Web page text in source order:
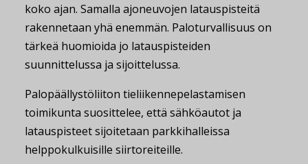
koko ajan. Samalla ajoneuvojen latauspisteitä
rakennetaan yhä enemmän. Paloturvallisuus on
tärkeä huomioida jo latauspisteiden
suunnittelussa ja sijoittelussa.
Palopäällystöliiton tieliikennepelastamisen
toimikunta suosittelee, että sähköautot ja
latauspisteet sijoitetaan parkkihalleissa
helppokulkuisille siirtoreiteille.